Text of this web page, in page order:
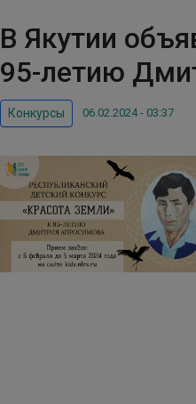
В Якутии
95-летию
Конкурсы 06.02.2024 - 03:37